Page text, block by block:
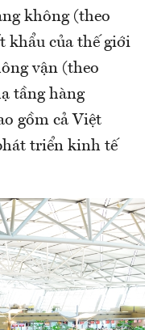
không (theo
khẩu của thế giới
vận (theo
tầng hàng
gồm cả Việt
triển kinh tế